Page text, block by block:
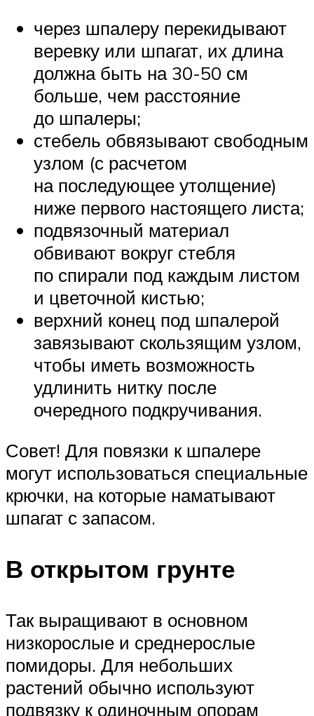
через шпалеру перекидывают
веревку или шпагат, их длина
должна быть на 30-50 см
больше, чем расстояние
до шпалеры;
стебель обвязывают свободным
узлом (с расчетом
на последующее утолщение)
ниже первого настоящего листа;
подвязочный материал
обвивают вокруг стебля
по спирали под каждым листом
и цветочной кистью;
верхний конец под шпалерой
завязывают скользящим узлом,
чтобы иметь возможность
удлинить нитку после
очередного подкручивания.
Совет! Для повязки к шпалере
могут использоваться специальные
крючки, на которые наматывают
шпагат с запасом.
В открытом грунте
Так выращивают в основном
низкорослые и среднерослые
помидоры. Для небольших
растений обычно используют
подвязку к одиночным опорам